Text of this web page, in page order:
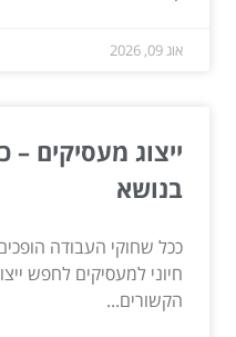
אוג 09, 2026
ייצוג מעסיקים
בנושא
ככל שחוקי העבודה
חיוני למעסיקים לחפש
הקשורים...